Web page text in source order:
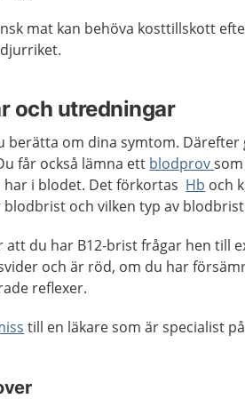
mat kan behöva kosttillskott
och utredningar
berätta om dina symtom. Därefter
får också lämna ett blodprov
i blodet. Det förkortas Hb och
och vilken typ av
att du har B12-brist frågar hen till
och är röd, om du har
reflexer.
till en läkare som är specialist